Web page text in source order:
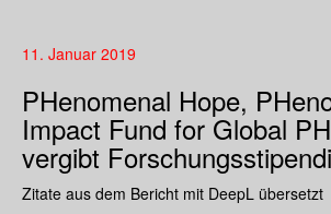
11. Januar 2019
PHenomenal Hope,
Impact Fund for Global
vergibt
Zitate aus dem Bericht mit DeepL übersetzt